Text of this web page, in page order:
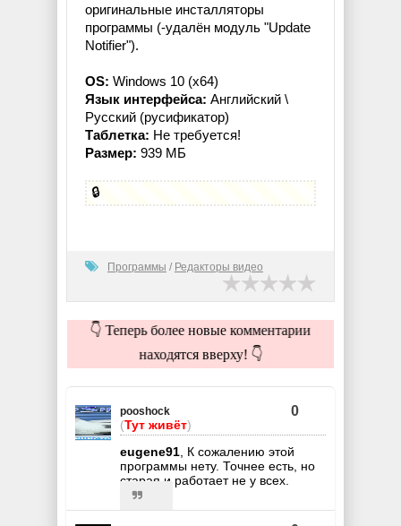
оригинальные инсталляторы
программы (-удалён модуль "Update
Notifier").
OS: Windows 10 (x64)
Язык интерфейса: Английский \
Русский (русификатор)
Таблетка: Не требуется!
Размер: 939 МБ
🔒
Программы / Редакторы видео
👇 Теперь более новые комментарии
находятся вверху! 👇
pooshock
(Тут живёт)
0
eugene91 , К сожалению этой
программы нету. Точнее есть, но
старая и работает не у всех.